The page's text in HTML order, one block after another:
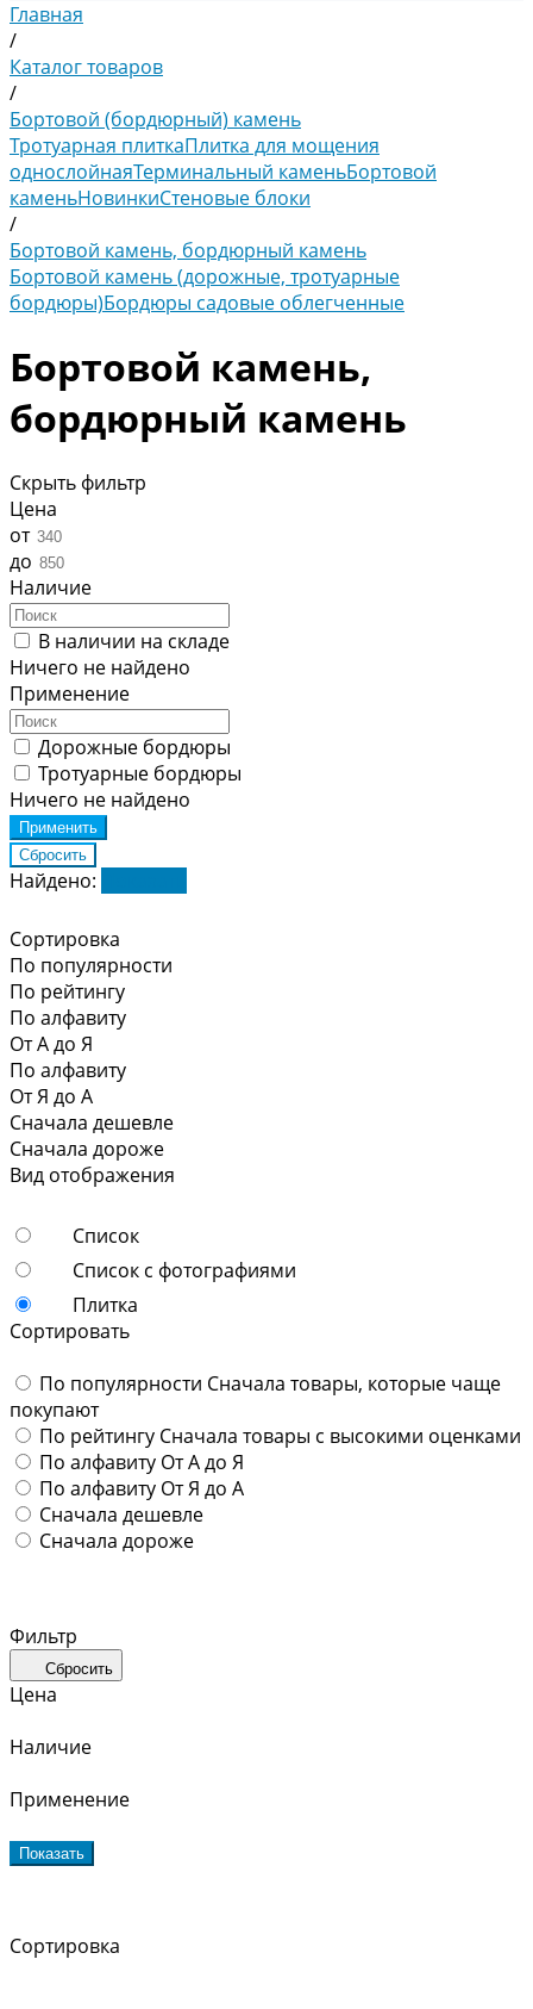
Главная
/
Каталог товаров
/
Бортовой (бордюрный) камень
Тротуарная плиткаПлитка для мощения
однослойнаяТерминальный каменьБортовой
каменьНовинкиСтеновые блоки
/
Бортовой камень, бордюрный камень
Бортовой камень (дорожные, тротуарные
бордюры)Бордюры садовые облегченные
Бортовой камень,
бордюрный камень
Скрыть фильтр
Цена
от
до
Наличие
В наличии на складе
Ничего не найдено
Применение
Дорожные бордюры
Тротуарные бордюры
Ничего не найдено
Найдено:
Сортировка
По популярности
По рейтингу
По алфавиту
От А до Я
По алфавиту
От Я до А
Сначала дешевле
Сначала дороже
Вид отображения
Список
Список с фотографиями
Плитка
Сортировать
По популярности Сначала товары, которые чаще
покупают
По рейтингу Сначала товары с высокими оценками
По алфавиту От А до Я
По алфавиту От Я до А
Сначала дешевле
Сначала дороже
Фильтр
Сбросить
Цена
Наличие
Применение
Показать
Сортировка